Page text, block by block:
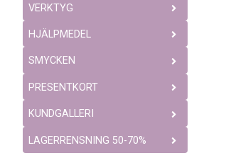
VERKTYG
HJÄLPMEDEL
SMYCKEN
PRESENTKORT
KUNDGALLERI
LAGERRENSNING 50-70%